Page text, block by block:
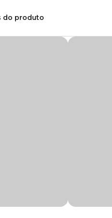
Filhote, Adulto,
do produto
de 19 a 31cm.